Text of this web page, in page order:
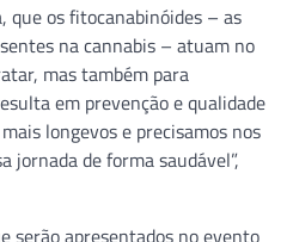
que os fitocanabinóides – as
na cannabis – atuam no
mas também para
em prevenção e qualidade
longevos e precisamos nos
jornada de forma saudável”,
serão apresentados no evento